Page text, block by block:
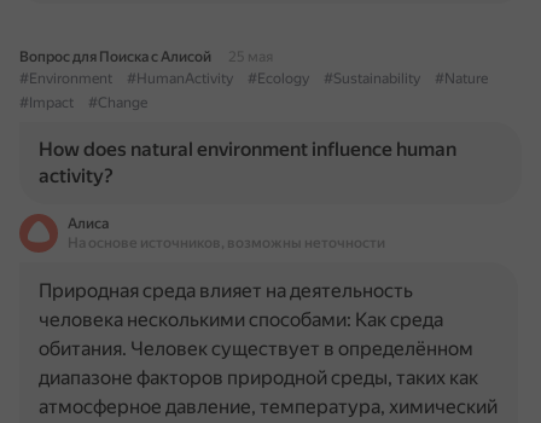
Вопрос для Поиска с Алисой
25 мая
#Environment
#HumanActivity #Ecology #Sustainability
#Nature
#Impact
#Change
How does natural environment influence human
activity?
Алиса
На основе источников, возможны неточности
Природная среда влияет на деятельность
человека несколькими способами: Как среда
обитания. Человек существует в определённом
диапазоне факторов природной среды, таких как
атмосферное давление, температура, химический